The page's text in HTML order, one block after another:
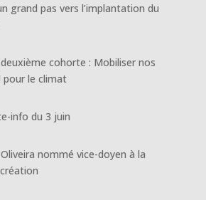
grand pas vers l’implantation du
cohorte : Mobiliser nos
pour le climat
info du 3 juin
nommé vice-doyen à la